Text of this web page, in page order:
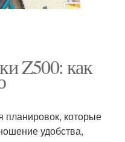
Z500: как
которые
удобства,